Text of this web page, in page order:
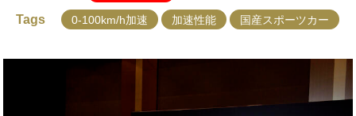
Tags 0-100km/h加速 加速性能 国産スポーツカー